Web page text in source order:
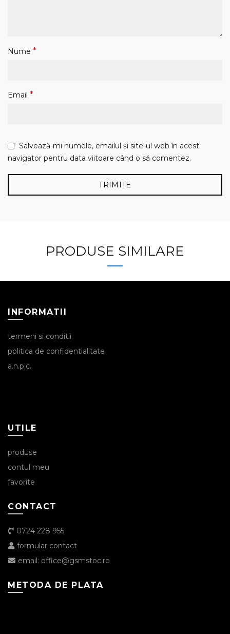
Nume *
Email *
Salvează-mi numele, emailul și site-ul web în acest
navigator pentru data viitoare când o să comentez.
PRODUSE SIMILARE
INFORMATII
termeni si conditii
politica de confidentialitate
a.n.p.c.
UTILE
produse
contul meu
favorite
CONTACT
0724 228 955
formular contact
email: office@gsmstoc.ro
METODA DE PLATA